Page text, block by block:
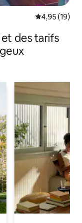
Évaluation
4,95 (19)
des tarifs